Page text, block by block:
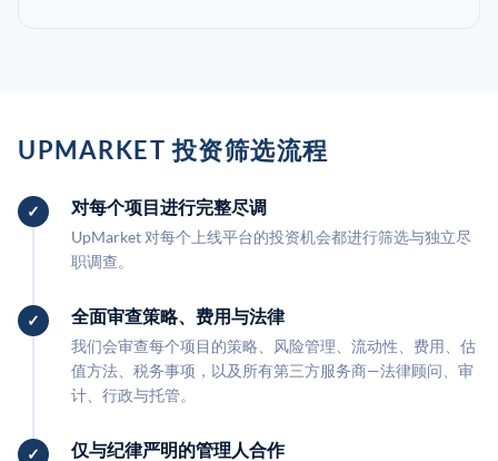
UPMARKET 投资筛选流程
对每个项目进行完整尽调
UpMarket 对每个上线平台的投资机会都进行筛选与独立尽
职调查。
全面审查策略、费用与法律
我们会审查每个项目的策略、风险管理、流动性、费用、估
值方法、税务事项，以及所有第三方服务商—法律顾问、审
计、行政与托管。
仅与纪律严明的管理人合作